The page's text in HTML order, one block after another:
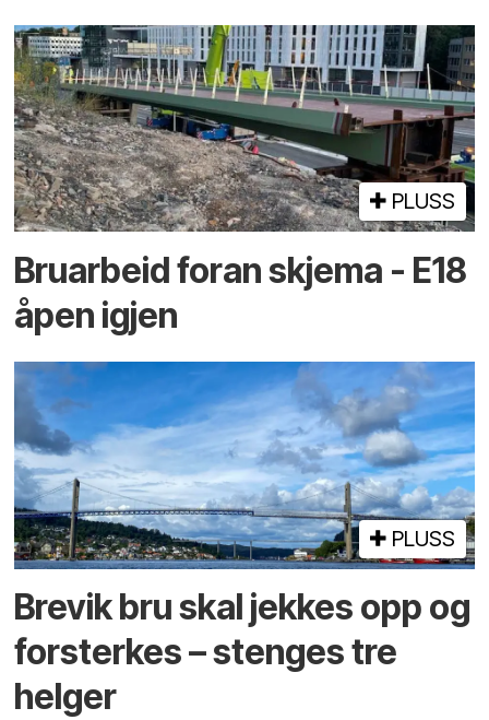
PLUSS
Bruarbeid foran skjema - E18
åpen igjen
PLUSS
Brevik bru skal jekkes opp og
forsterkes – stenges tre
helger